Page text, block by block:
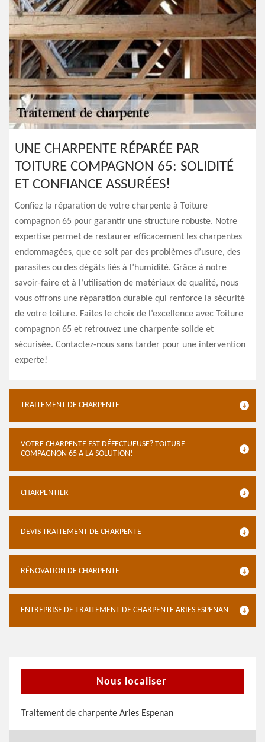
UNE CHARPENTE RÉPARÉE PAR
TOITURE COMPAGNON 65: SOLIDITÉ
ET CONFIANCE ASSURÉES!
Confiez la réparation de votre charpente à Toiture
compagnon 65 pour garantir une structure robuste. Notre
expertise permet de restaurer efficacement les charpentes
endommagées, que ce soit par des problèmes d’usure, des
parasites ou des dégâts liés à l’humidité. Grâce à notre
savoir-faire et à l’utilisation de matériaux de qualité, nous
vous offrons une réparation durable qui renforce la sécurité
de votre toiture. Faites le choix de l’excellence avec Toiture
compagnon 65 et retrouvez une charpente solide et
sécurisée. Contactez-nous sans tarder pour une intervention
experte!
TRAITEMENT DE CHARPENTE
VOTRE CHARPENTE EST DÉFECTUEUSE? TOITURE
COMPAGNON 65 A LA SOLUTION!
CHARPENTIER
DEVIS TRAITEMENT DE CHARPENTE
RÉNOVATION DE CHARPENTE
ENTREPRISE DE TRAITEMENT DE CHARPENTE ARIES ESPENAN
Nous localiser
Traitement de charpente Aries Espenan